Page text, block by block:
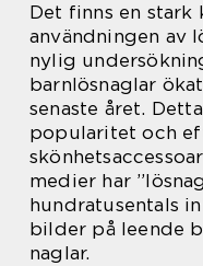
Det finns en
användningen av
nylig
barnlösnaglar
senaste året.
popularitet och
medier har
hundratusentals
bilder på leende
naglar.